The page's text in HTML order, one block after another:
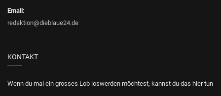
Email:
redaktion@dieblaue24.de
KONTAKT
Wenn du mal ein grosses Lob loswerden möchtest, kannst du das hier tun